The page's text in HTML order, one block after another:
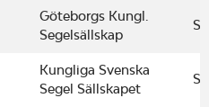
Göteborgs Kungl.
Segelsällskap
Kungliga Svenska
Segel Sällskapet